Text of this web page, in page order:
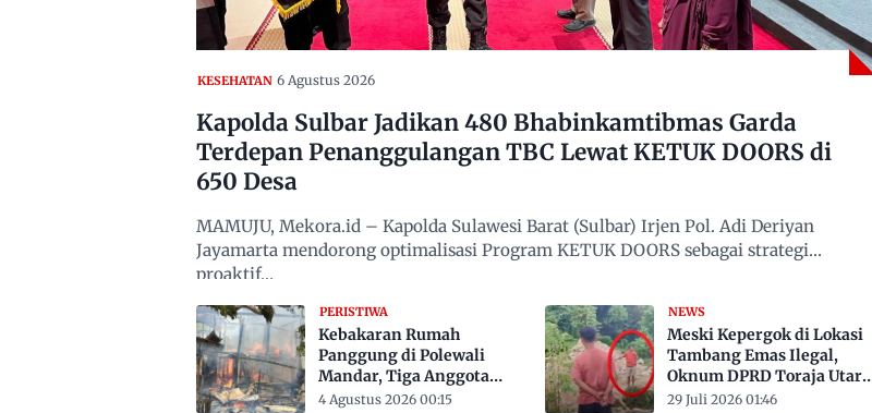
KESEHATAN 6 Agustus 2026
Kapolda Sulbar Jadikan 480 Bhabinkamtibmas Garda
Terdepan Penanggulangan TBC Lewat KETUK DOORS di
650 Desa
MAMUJU, Mekora.id – Kapolda Sulawesi Barat (Sulbar) Irjen Pol. Adi Deriyan
Jayamarta mendorong optimalisasi Program KETUK DOORS sebagai strategi
proaktif…
PERISTIWA
Kebakaran Rumah
Panggung di Polewali
Mandar, Tiga Anggota
Keluarga Tewas Terjebak
4 Agustus 2026 00:15
NEWS
Meski Kepergok di Lokasi
Tambang Emas Ilegal,
Oknum DPRD Toraja Utara
Belum Jadi Tersangka
29 Juli 2026 01:46